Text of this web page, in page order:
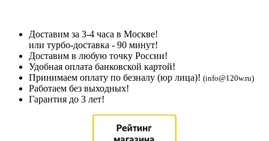
Доставим за 3-4 часа в Москве!
или турбо-доставка - 90 минут!
Доставим в любую точку России!
Удобная оплата банковской картой!
Принимаем оплату по безналу (юр лица)! (info@120w.ru)
Работаем без выходных!
Гарантия до 3 лет!